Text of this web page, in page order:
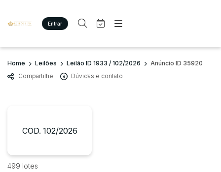
Entrar
Criar conta Entrar
Site
Agenda
Quem Somos
Imóveis
Veículos
Carros
Busca por palavra-chave
Bairro
Quem Somos
Home Leilões Leilão ID 1933 / 102/2026
Anúncio ID 35920
Compartilhe
Dúvidas e contato
COD. 102/2026
499 lotes